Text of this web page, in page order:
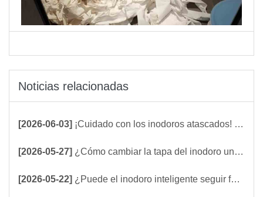
Noticias relacionadas
[2026-06-03] ¡Cuidado con los inodoros atascados! Estos objetos nunca deben tirarse por el inodoro.
[2026-05-27] ¿Cómo cambiar la tapa del inodoro uno mismo?
[2026-05-22] ¿Puede el inodoro inteligente seguir funcionando cuando no hay electricidad? ¿Debe elegir un inodoro inteligente con tanque incorporado o sin tanque?